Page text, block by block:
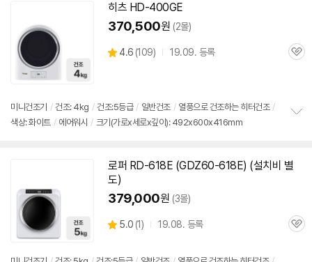
히츠 HD-400GE
370,500원 (2몰)
별
4.6 (상
109) 19.09. 등록
관
미니건조기 / 건조: 4kg / 건조:5등급 / 일반건조 / 열풍으로 건조하는 히터건조 /
색상: 화이트 / 에어워시 / 크기(가로x세로x깊이): 492x600x416mm
로퍼 RD-618E (GDZ60-618E) (설치비 별
도)
379,000원 (3몰)
별
5.0 (상
1) 19.08. 등록
관